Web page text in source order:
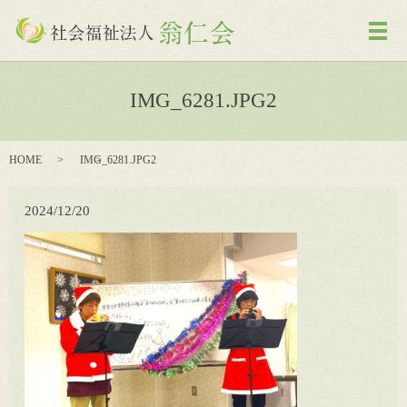
メ
IMG_6281.JPG2
HOME IMG_6281.JPG2
2024/12/20